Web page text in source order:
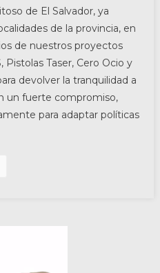
de El Salvador, ya
de la provincia, en
de nuestros proyectos
Taser, Cero Ocio y
devolver la tranquilidad a
un fuerte compromiso,
para adaptar políticas